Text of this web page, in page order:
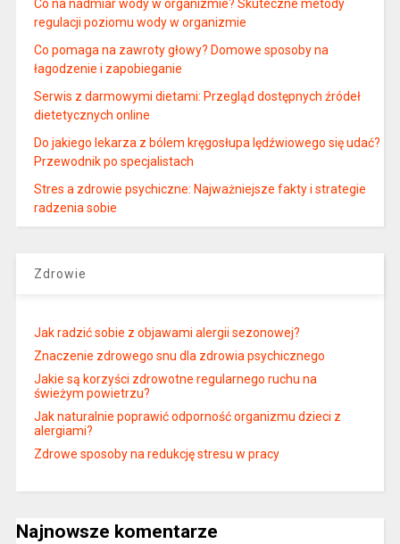
Co na nadmiar wody w organizmie? Skuteczne metody
regulacji poziomu wody w organizmie
Co pomaga na zawroty głowy? Domowe sposoby na
łagodzenie i zapobieganie
Serwis z darmowymi dietami: Przegląd dostępnych źródeł
dietetycznych online
Do jakiego lekarza z bólem kręgosłupa lędźwiowego się udać?
Przewodnik po specjalistach
Stres a zdrowie psychiczne: Najważniejsze fakty i strategie
radzenia sobie
Zdrowie
Jak radzić sobie z objawami alergii sezonowej?
Znaczenie zdrowego snu dla zdrowia psychicznego
Jakie są korzyści zdrowotne regularnego ruchu na
świeżym powietrzu?
Jak naturalnie poprawić odporność organizmu dzieci z
alergiami?
Zdrowe sposoby na redukcję stresu w pracy
Najnowsze komentarze